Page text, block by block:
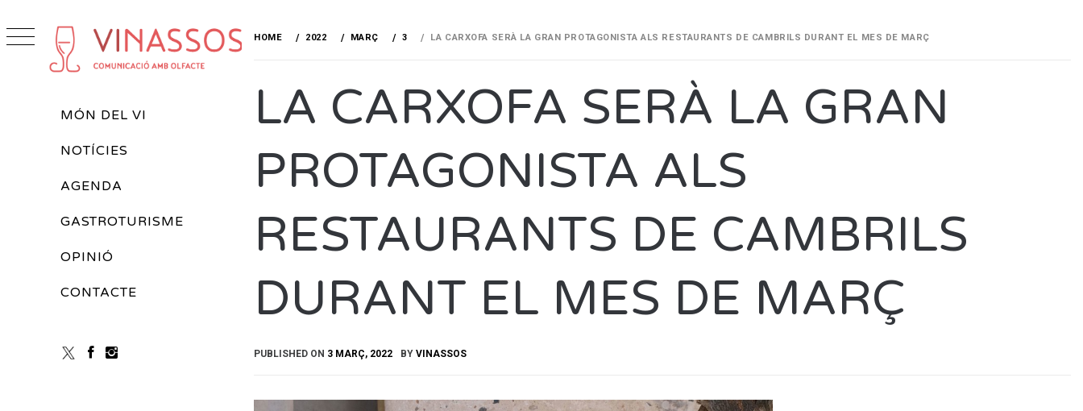
Primary
MÓN DEL VI
NOTÍCIES
AGENDA
GASTROTURISME
OPINIÓ
CONTACTE
to
content
HOME 2022 MARÇ 3 LA CARXOFA SERÀ LA GRAN PROTAGONISTA ALS RESTAURANTS DE CAMBRILS DURANT EL MES DE MARÇ
LA CARXOFA SERÀ LA GRAN
PROTAGONISTA ALS
RESTAURANTS DE CAMBRILS
DURANT EL MES DE MARÇ
PUBLISHED ON 3 MARÇ, 2022 BY VINASSOS